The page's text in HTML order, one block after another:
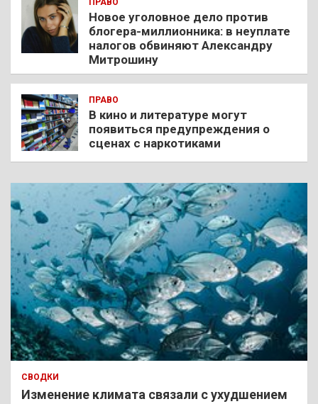
ПРАВО
Новое уголовное дело против
блогера-миллионника: в неуплате
налогов обвиняют Александру
Митрошину
ПРАВО
В кино и литературе могут
появиться предупреждения о
сценах с наркотиками
СВОДКИ
Изменение климата связали с ухудшением